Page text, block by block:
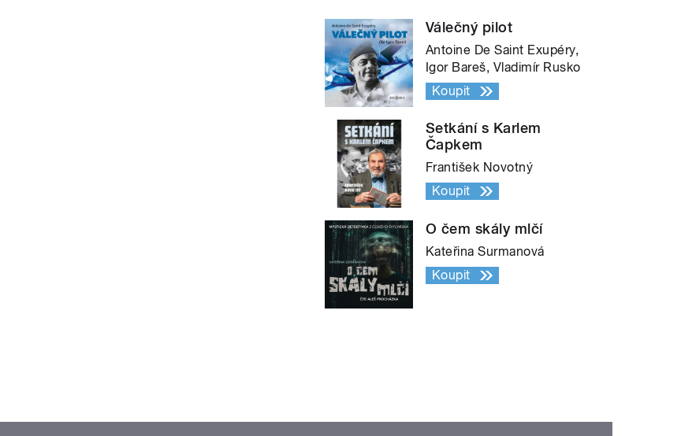
Válečný pilot
Antoine De Saint Exupéry,
Igor Bareš, Vladimír Rusko
Koupit
Setkání s Karlem
Čapkem
František Novotný
Koupit
O čem skály mlčí
Kateřina Surmanová
Koupit